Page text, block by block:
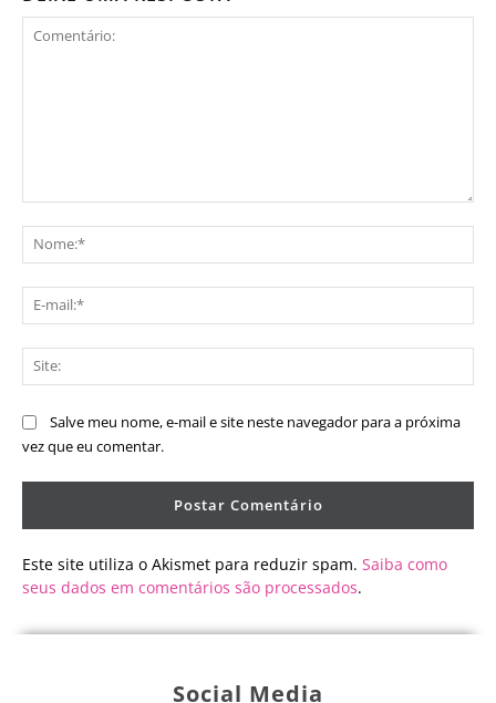
Salve meu nome, e-mail e site neste navegador para a próxima
vez que eu comentar.
Este site utiliza o Akismet para reduzir spam. Saiba como
seus dados em comentários são processados.
Social Media